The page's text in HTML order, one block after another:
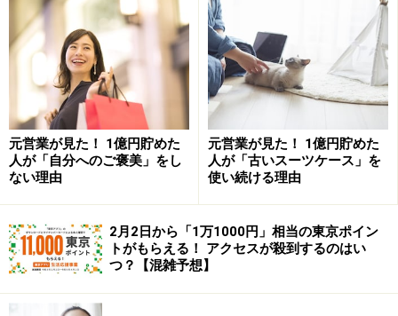
（2）調査：総務省, 2023, “消費者物価地域差指数―小売
物価統計調査（構造編）2022年（令和4年）結果―”
※記事内容は執筆時点のものです。最新の内容をご確認くださ
い。
本記事の内容は一般的な情報提供を目的としており、特定の金融
商品や投資行動を推奨するものではありません。
投資や資産運用に関する最終的なご判断はご自身の責任において
行ってください。
などについて当社は一切の責任を負いません。
最新の情報や詳細については、必ず各金融機関やサービス提供者
の公式情報をご確認ください。
【編集部からのお知らせ】
元営業が見た！ 1億円貯めた
人が「自分へのご褒美」をし
ない理由
元営業が見た！ 1億円貯めた
人が「古いスーツケース」を
使い続ける理由
2月2日から「1万1000円」相当の東京ポイン
トがもらえる！ アクセスが殺到するのはい
つ？【混雑予想】